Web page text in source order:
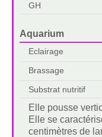
GH
Aquarium
Eclairage
Brassage
Substrat nutritif
Elle pousse
Elle se
centimètres de